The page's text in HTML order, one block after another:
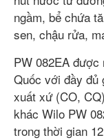
ngầm, bể chứa
sen, chậu rửa,
PW 082EA
Quốc với đầy đủ
xuất xứ (CO,
khác Wilo PW
trong thời gian